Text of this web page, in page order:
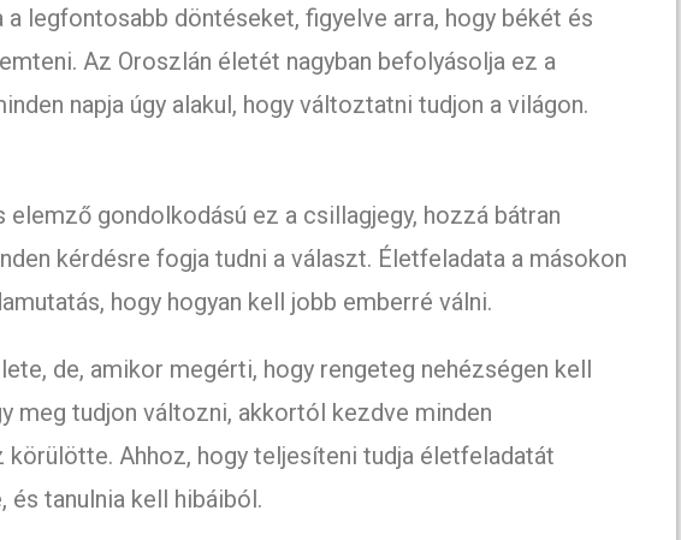
a legfontosabb döntéseket, figyelve arra, hogy békét és
Az Oroszlán életét nagyban befolyásolja ez a
napja úgy alakul, hogy változtatni tudjon a világon.
elemző gondolkodású ez a csillagjegy, hozzá bátran
kérdésre fogja tudni a választ. Életfeladata a másokon
hogy hogyan kell jobb emberré válni.
de, amikor megérti, hogy rengeteg nehézségen kell
meg tudjon változni, akkortól kezdve minden
körülötte. Ahhoz, hogy teljesíteni tudja életfeladatát
és tanulnia kell hibáiból.